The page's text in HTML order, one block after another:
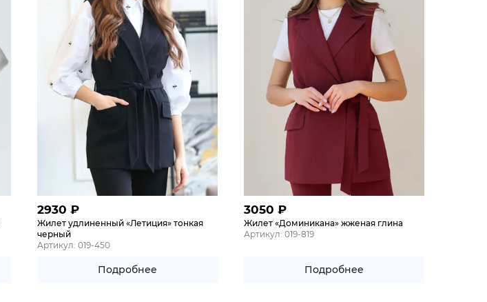
2930 ₽
Жилет удлиненный «Летиция» тонкая
черный
Артикул: 019-450
Подробнее
3050 ₽
Жилет «Доминикана» жженая глина
Артикул: 019-819
Подробнее